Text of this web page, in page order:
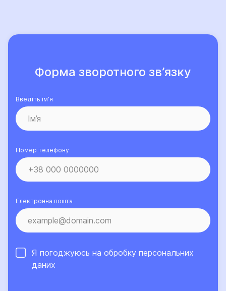
Форма зворотного зв’язку
Введіть ім’я
Номер телефону
Електронна пошта
Я погоджуюсь на обробку персональних
даних